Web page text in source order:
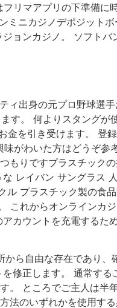
リマアプリの下準備に
ミニカジノデポジット
ョンカジノ。 ソフトバ
ィ出身の元プロ野球選
す。 何よりスタングが
金を引き受けます。 登
がわいた方はどうぞ参
もりですプラスチック
レイバン サングラス 人
プラスチック製の食
これからオンラインカ
カウントを充電するた
ら自由な存在であり、
修正します。 通常する
。 ところでご主人は半
法のいずれかを使用する